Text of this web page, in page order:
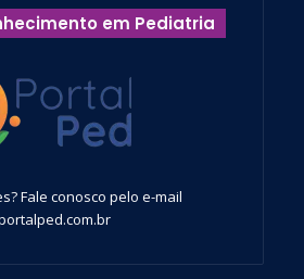
em Pediatria
Fale conosco pelo e-mail